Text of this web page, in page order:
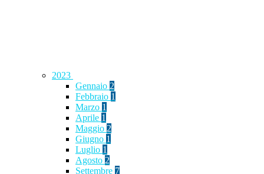
2023
Gennaio 2
Febbraio 1
Marzo 1
Aprile 1
Maggio 2
Giugno 1
Luglio 1
Agosto 2
Settembre 7